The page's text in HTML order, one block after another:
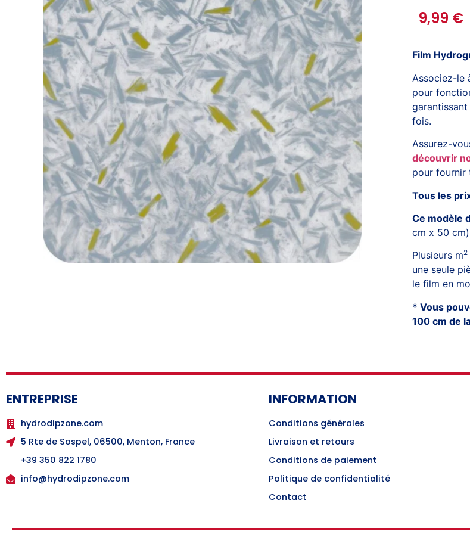
9,99 €
Film
Associez-le
pour
fois.
Assurez-
découvrir
pour fournir
Tous les
Ce modèle
cm x 50 cm)
Plusieurs m2
une seule
le film en
* Vous
100 cm de
ENTREPRISE
hydrodipzone.com
5 Rte de Sospel, 06500, Menton, France
+39 350 822 1780
info@hydrodipzone.com
INFORMATION
Conditions générales
Livraison et retours
Conditions de paiement
Politique de confidentialité
Contact